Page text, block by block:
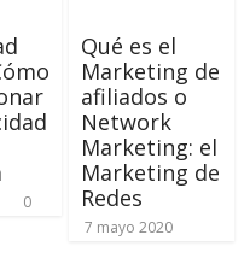
0
Qué es el
Marketing de
afiliados o
Network
Marketing: el
Marketing de
Redes
7 mayo 2020